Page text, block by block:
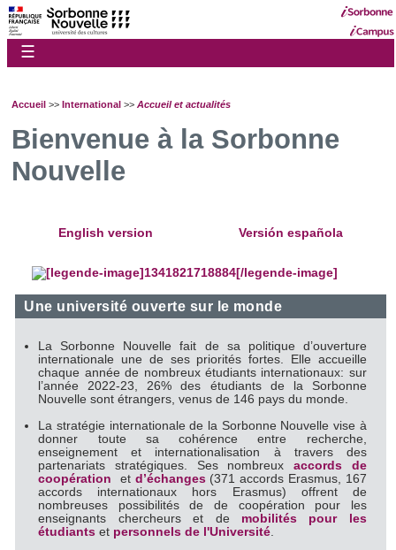
☰
Accueil >> International >> Accueil et actualités
Bienvenue à la Sorbonne
Nouvelle
English version Versión española
Une université ouverte sur le monde
La Sorbonne Nouvelle fait de sa politique d’ouverture
internationale une de ses priorités fortes. Elle accueille
chaque année de nombreux étudiants internationaux: sur
l’année 2022-23, 26% des étudiants de la Sorbonne
Nouvelle sont étrangers, venus de 146 pays du monde.
La stratégie internationale de la Sorbonne Nouvelle vise à
donner toute sa cohérence entre recherche,
enseignement et internationalisation à travers des
partenariats stratégiques. Ses nombreuxaccords de
coopération
et d’échanges(371 accords Erasmus, 167
accords internationaux hors Erasmus) offrent de
nombreuses possibilités de de coopération pour les
enseignants chercheurs et de mobilités pour les
étudiants et personnels de l'Université